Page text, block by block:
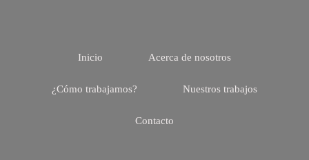
Inicio Acerca de nosotros
¿Cómo trabajamos? Nuestros trabajos
Contacto